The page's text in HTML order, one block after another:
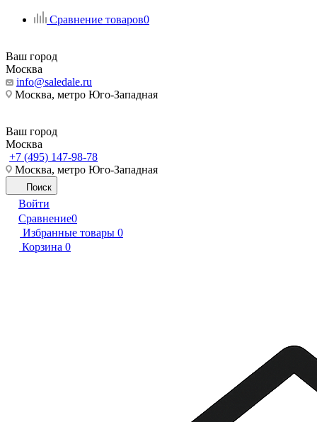
Сравнение товаров0
Ваш город
Москва
info@saledale.ru
Москва, метро Юго-Западная
Ваш город
Москва
+7 (495) 147-98-78
Москва, метро Юго-Западная
Поиск
Войти
Сравнение0
Избранные товары 0
Корзина 0